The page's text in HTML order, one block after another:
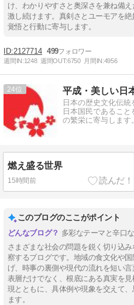
け、わかりやすさと奥深さを兼ね備
激し続けます。真剣さとユーモアを
覚悟と行動に寄与します。
2127714 499
週間IN:1248 週間OUT:6750 月間IN:4956
24 平成・美しい日
日本の歴史文化伝統
日本国民であるこ
の繁栄に寄与します。
燃え盛る世界
15時間前
このブログのここがポイント
多彩なテーマと辛口
さまざまな社会の問題を鋭く切り込
察するブログです。地域の食文化や
げ、時事の裏側や現代の流れを短い
表層だけでなく、根底にある真実を
現とともに、具体例や現象を交えて
ます。